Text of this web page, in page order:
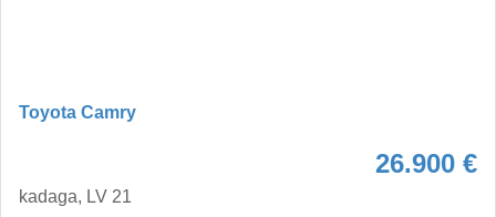
Toyota Camry
26.900 €
kadaga, LV 21